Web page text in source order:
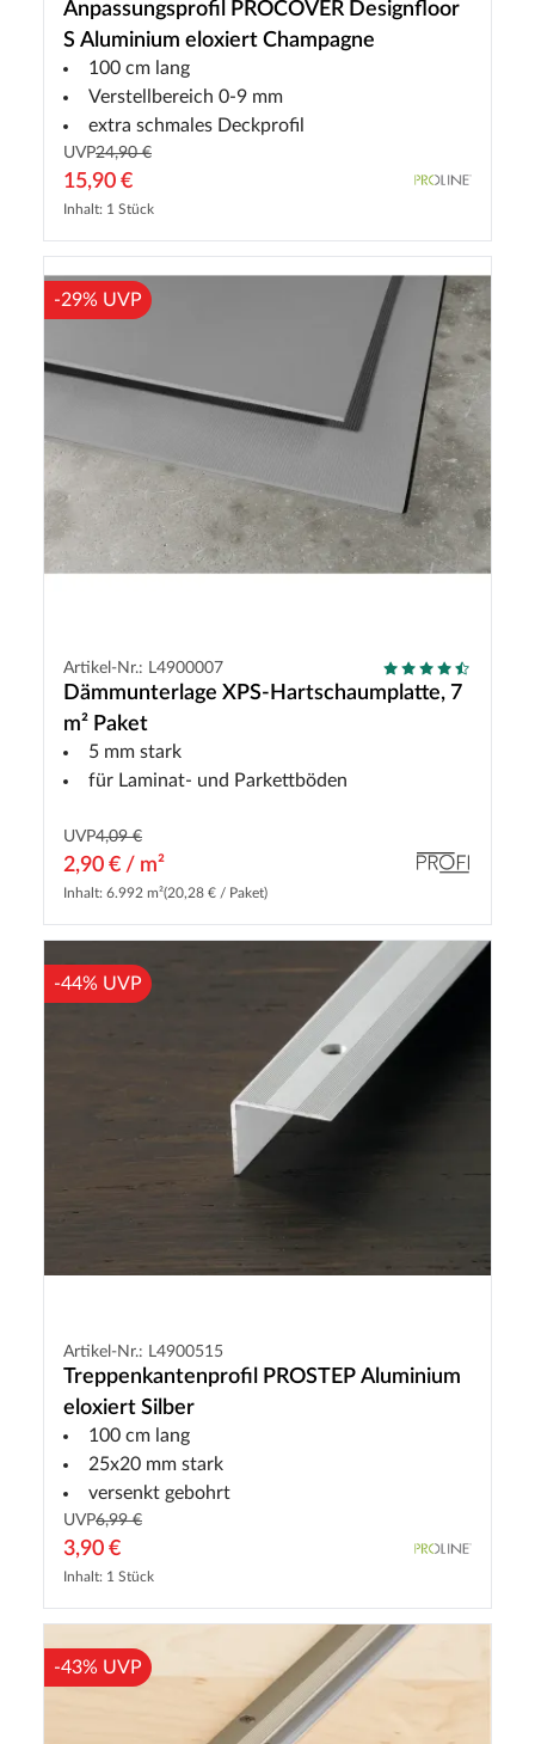
Anpassungsprofil PROCOVER Designfloor
S Aluminium eloxiert Champagne
100 cm lang
Verstellbereich 0-9 mm
extra schmales Deckprofil
UVP24,90 €
15,90 €
Inhalt: 1 Stück
-29% UVP
Artikel-Nr.: L4900007
Dämmunterlage XPS-Hartschaumplatte, 7
m² Paket
5 mm stark
für Laminat- und Parkettböden
UVP4,09 €
2,90 € / m²
Inhalt: 6.992 m²(20,28 € / Paket)
-44% UVP
Artikel-Nr.: L4900515
Treppenkantenprofil PROSTEP Aluminium
eloxiert Silber
100 cm lang
25x20 mm stark
versenkt gebohrt
UVP6,99 €
3,90 €
Inhalt: 1 Stück
-43% UVP